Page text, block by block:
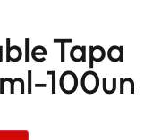
Tapa
100un